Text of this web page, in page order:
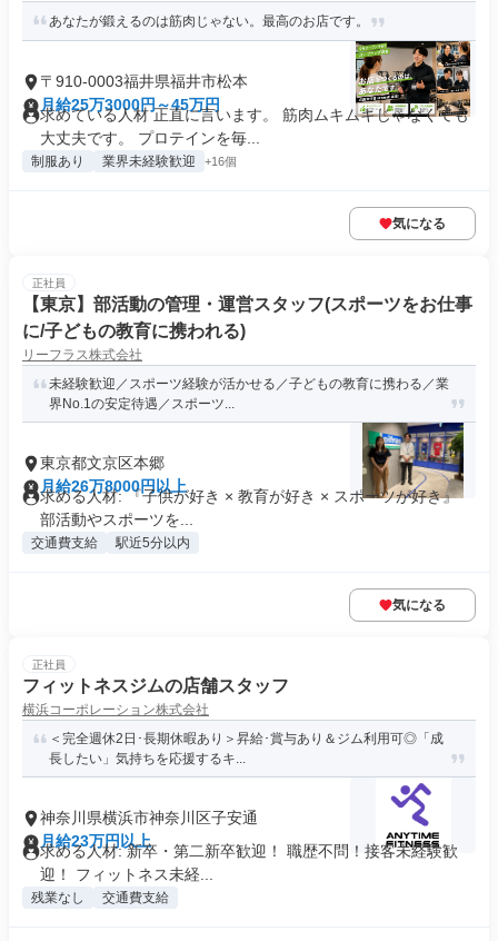
あなたが鍛えるのは筋肉じゃない。最高のお店です。
〒910-0003福井県福井市松本
月給25万3000円～45万円
求めている人材 正直に言います。 筋肉ムキムキじゃなくても
大丈夫です。 プロテインを毎...
制服あり 業界未経験歓迎 +16個
気になる
正社員
【東京】部活動の管理・運営スタッフ(スポーツをお仕事
に/子どもの教育に携われる)
リーフラス株式会社
未経験歓迎／スポーツ経験が活かせる／子どもの教育に携わる／業
界No.1の安定待遇／スポーツ...
東京都文京区本郷
月給26万8000円以上
求める人材: 『子供が好き × 教育が好き × スポーツが好き』
部活動やスポーツを...
交通費支給 駅近5分以内
気になる
正社員
フィットネスジムの店舗スタッフ
横浜コーポレーション株式会社
＜完全週休2日･長期休暇あり＞昇給･賞与あり＆ジム利用可◎「成
長したい」気持ちを応援するキ...
神奈川県横浜市神奈川区子安通
月給23万円以上
求める人材: 新卒・第二新卒歓迎！ 職歴不問！接客未経験歓
迎！ フィットネス未経...
残業なし 交通費支給